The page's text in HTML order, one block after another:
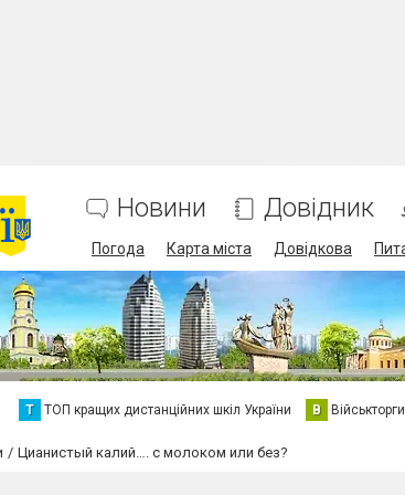
Новини Довідник
Погода Карта міста Довідкова
Т ТОП кращих дистанційних шкіл України В Військторги
Цианистый калий…. с молоком или без?